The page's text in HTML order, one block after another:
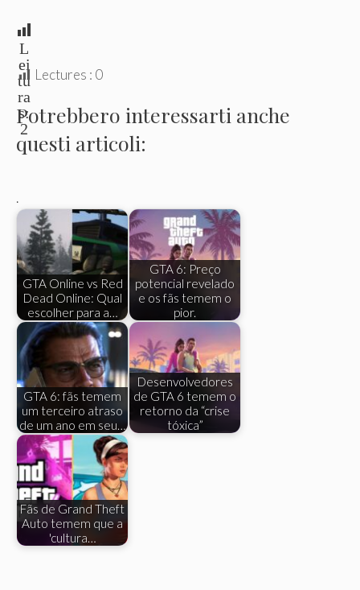
L
ei
tu
ra
s:
2
Lectures : 0
Potrebbero interessarti anche
questi articoli:
.
GTA Online vs Red
Dead Online: Qual
escolher para a…
GTA 6: Preço
potencial revelado
e os fãs temem o
pior.
GTA 6: fãs temem
um terceiro atraso
de um ano em seu…
Desenvolvedores
de GTA 6 temem o
retorno da “crise
tóxica”
Fãs de Grand Theft
Auto temem que a
'cultura…